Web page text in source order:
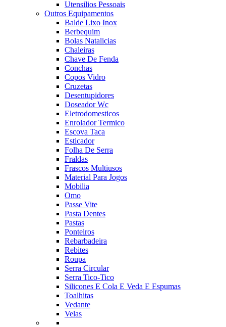
Utensilios Pessoais
Outros Equipamentos
Balde Lixo Inox
Berbequim
Bolas Natalicias
Chaleiras
Chave De Fenda
Conchas
Copos Vidro
Cruzetas
Desentupidores
Doseador Wc
Eletrodomesticos
Enrolador Termico
Escova Taca
Esticador
Folha De Serra
Fraldas
Frascos Multiusos
Material Para Jogos
Mobilia
Omo
Passe Vite
Pasta Dentes
Pastas
Ponteiros
Rebarbadeira
Rebites
Roupa
Serra Circular
Serra Tico-Tico
Silicones E Cola E Veda E Espumas
Toalhitas
Vedante
Velas